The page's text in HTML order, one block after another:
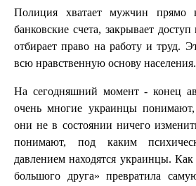
Полиция хватает мужчин прямо
банковские счета, закрывает
отбирает право на работу и труд.
всю нравственную основу населения.
На сегодняшний момент - конец
очень многие украинцы
они не в состоянии ничего
понимают, под каким
давлением находятся украинцы.
большого друга» превратила